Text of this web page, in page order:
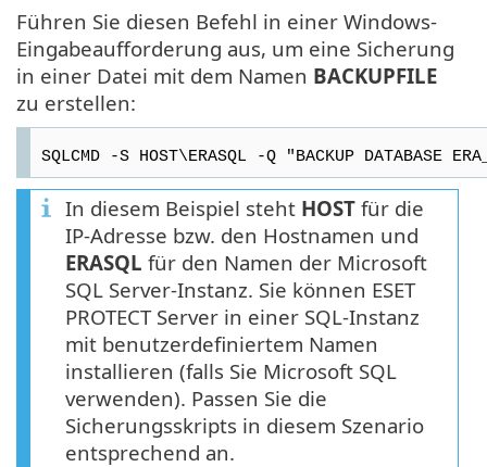
Führen Sie diesen Befehl in einer Windows-
Eingabeaufforderung aus, um eine Sicherung
in einer Datei mit dem Namen BACKUPFILE
zu erstellen:
SQLCMD -S HOST\ERASQL -Q "BACKUP DATABASE
In diesem Beispiel steht HOST für die
IP-Adresse bzw. den Hostnamen und
ERASQL für den Namen der Microsoft
SQL Server-Instanz. Sie können ESET
PROTECT Server in einer SQL-Instanz
mit benutzerdefiniertem Namen
installieren (falls Sie Microsoft SQL
verwenden). Passen Sie die
Sicherungsskripts in diesem Szenario
entsprechend an.